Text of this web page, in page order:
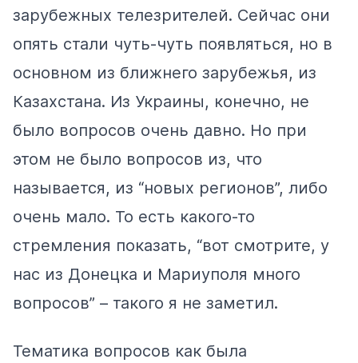
зарубежных телезрителей. Сейчас они
опять стали чуть-чуть появляться, но в
основном из ближнего зарубежья, из
Казахстана. Из Украины, конечно, не
было вопросов очень давно. Но при
этом не было вопросов из, что
называется, из “новых регионов”, либо
очень мало. То есть какого-то
стремления показать, “вот смотрите, у
нас из Донецка и Мариуполя много
вопросов” – такого я не заметил.
Тематика вопросов как была